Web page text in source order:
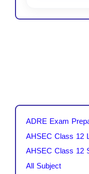
ADRE Exam
AHSEC Class 12
AHSEC Class 12
All Subject